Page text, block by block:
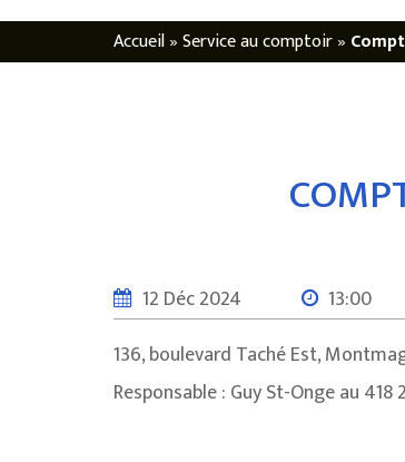
Accueil»Service au comptoir»
12 Déc 2024
13:00
136, boulevard Taché Est,
Responsable : Guy St-Onge au